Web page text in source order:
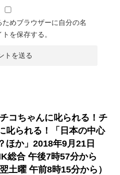
めブラウザーに自分の名
を保存する。
コちゃんに叱られる！チ
叱られる！「日本の中心
ほか」2018年9月21日
総合 午後7時57分から
土曜 午前8時15分から）